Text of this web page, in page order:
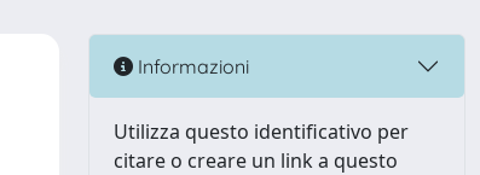
Informazioni
Utilizza questo identificativo per
citare o creare un link a questo